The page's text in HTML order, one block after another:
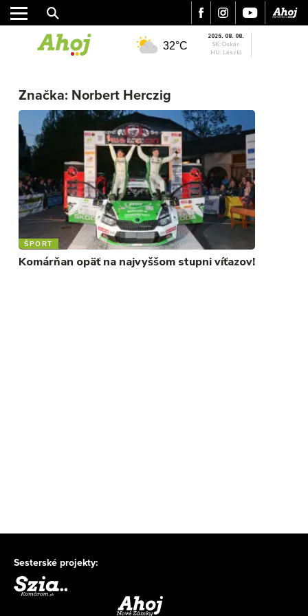
REGIÓN
ŠPORT
KULTÚRA
FOTKY
VIDEO
MIX
32°C
2026. 08. 08.
SK: Oskár
HU: László
Značka: Norbert Herczig
ŠPORT
Komárňan opäť na najvyššom stupni víťazov!
Sesterské projekty: